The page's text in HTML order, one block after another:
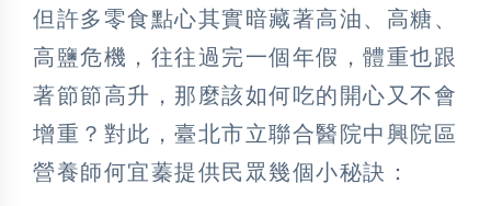
但許多零食點心其實暗藏著高油、高糖、
高鹽危機，往往過完一個年假，體重也跟
著節節高升，那麼該如何吃的開心又不會
增重？對此，臺北市立聯合醫院中興院區
營養師何宜蓁提供民眾幾個小秘訣：